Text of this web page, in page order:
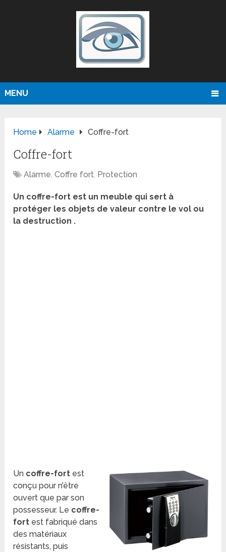
MENU
Home Alarme Coffre-fort
Coffre-fort
Alarme,Coffre fort, Protection
Un coffre-fort est un meuble qui sert à
protéger les objets de valeur contre le vol ou
la destruction .
Un coffre-fort est
conçu pour n’être
ouvert que par son
possesseur. Le coffre-
fort est fabriqué dans
des matériaux
résistants, puis